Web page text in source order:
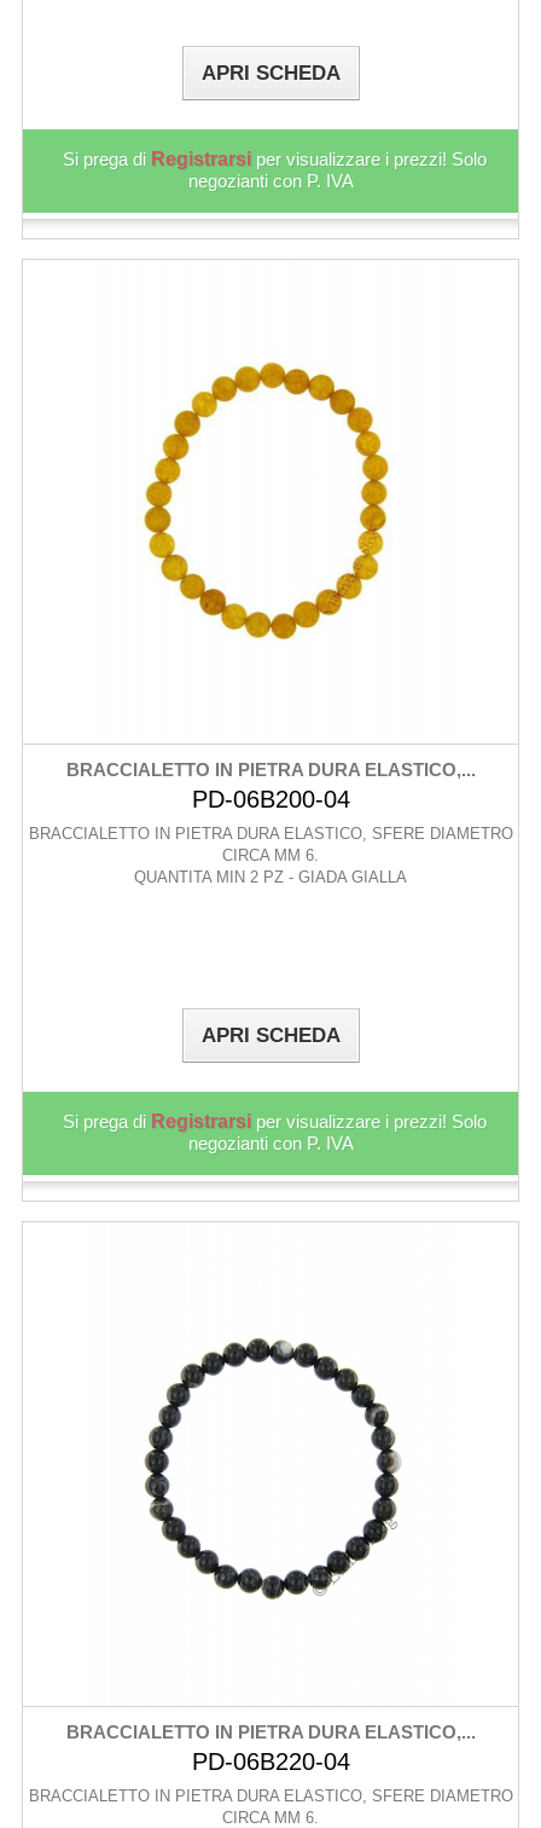
APRI SCHEDA
Si prega di Registrarsi per visualizzare i prezzi! Solo
negozianti con P. IVA
BRACCIALETTO IN PIETRA DURA ELASTICO,...
PD-06B200-04
BRACCIALETTO IN PIETRA DURA ELASTICO, SFERE DIAMETRO
CIRCA MM 6.
QUANTITA MIN 2 PZ - GIADA GIALLA
APRI SCHEDA
Si prega di Registrarsi per visualizzare i prezzi! Solo
negozianti con P. IVA
BRACCIALETTO IN PIETRA DURA ELASTICO,...
PD-06B220-04
BRACCIALETTO IN PIETRA DURA ELASTICO, SFERE DIAMETRO
CIRCA MM 6.